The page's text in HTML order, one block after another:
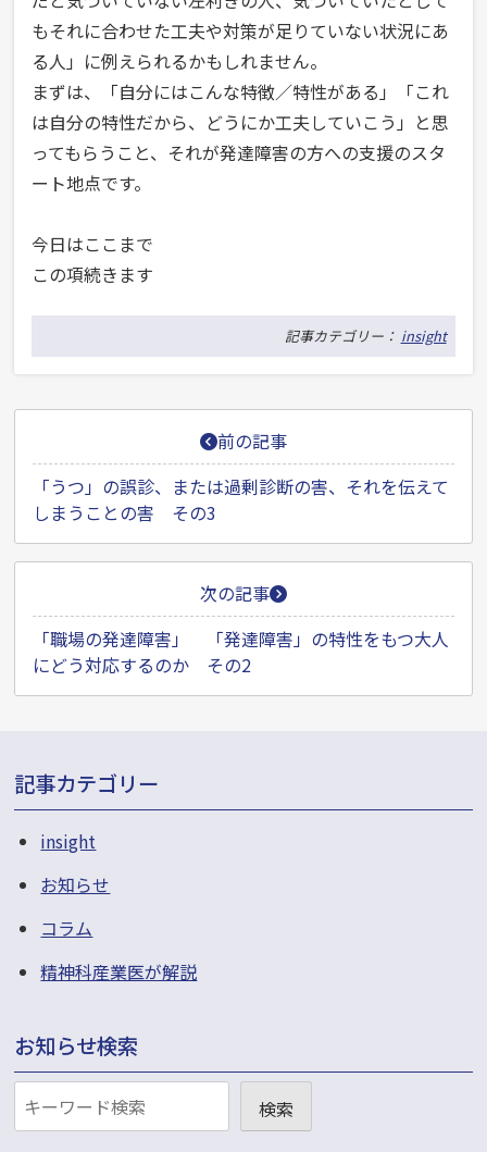
もそれに合わせた工夫や対策が足りていない状況にあ
る人」に例えられるかもしれません。
まずは、「自分にはこんな特徴／特性がある」「これ
は自分の特性だから、どうにか工夫していこう」と思
ってもらうこと、それが発達障害の方への支援のスタ
ート地点です。
今日はここまで
この項続きます
記事カテゴリー： insight
投
稿
ナ
ビ
ゲ
ョ
ン
前の記事
「うつ」の誤診、または過剰診断の害、それを伝えて
しまうことの害 その3
次の記事
「職場の発達障害」 「発達障害」の特性をもつ大人
にどう対応するのか その2
記事カテゴリー
insight
お知らせ
コラム
精神科産業医が解説
お知らせ検索
お
知
検索